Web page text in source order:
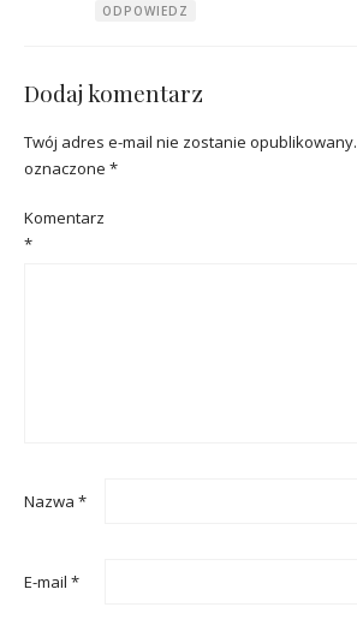
ODPOWIEDZ
Dodaj komentarz
Twój adres e-mail nie zostanie opublikowany.
oznaczone *
Komentarz
*
Nazwa *
E-mail *